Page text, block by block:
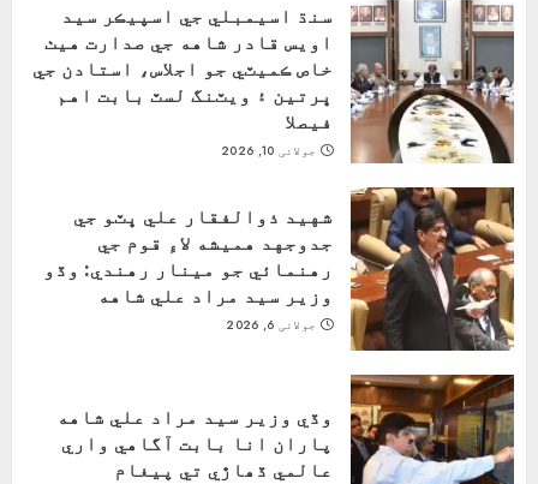
سنڌ اسيمبلي جي اسپيڪر سيد
اويس قادر شاهه جي صدارت هيٺ
خاص ڪميٽي جو اجلاس، استادن جي
ڀرتين ۽ ويٽنگ لسٽ بابت اهم
فيصلا
جولائی 10, 2026
شهيد ذوالفقار علي ڀٽو جي
جدوجهد هميشه لاءِ قوم جي
رهنمائي جو مينار رهندي: وڏو
وزير سيد مراد علي شاهه
جولائی 6, 2026
وڏي وزير سيد مراد علي شاهه
پاران انا بابت آگاهي واري
عالمي ڏھاڙي تي پيغام